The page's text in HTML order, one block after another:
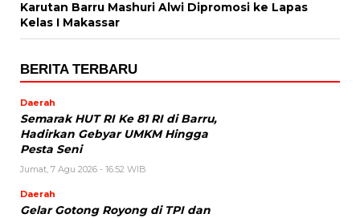
Karutan Barru Mashuri Alwi Dipromosi ke Lapas
Kelas I Makassar
BERITA TERBARU
Daerah
Semarak HUT RI Ke 81 RI di Barru,
Hadirkan Gebyar UMKM Hingga
Pesta Seni
Jumat, 7 Agu 2026 - 16:52 WIB
Daerah
Gelar Gotong Royong di TPI dan